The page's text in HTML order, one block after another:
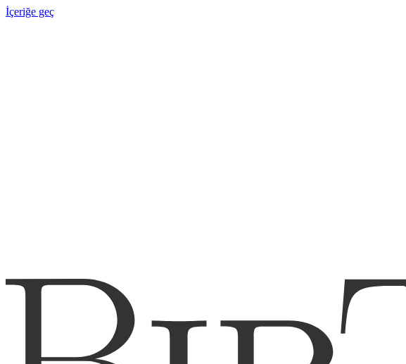
İçeriğe geç